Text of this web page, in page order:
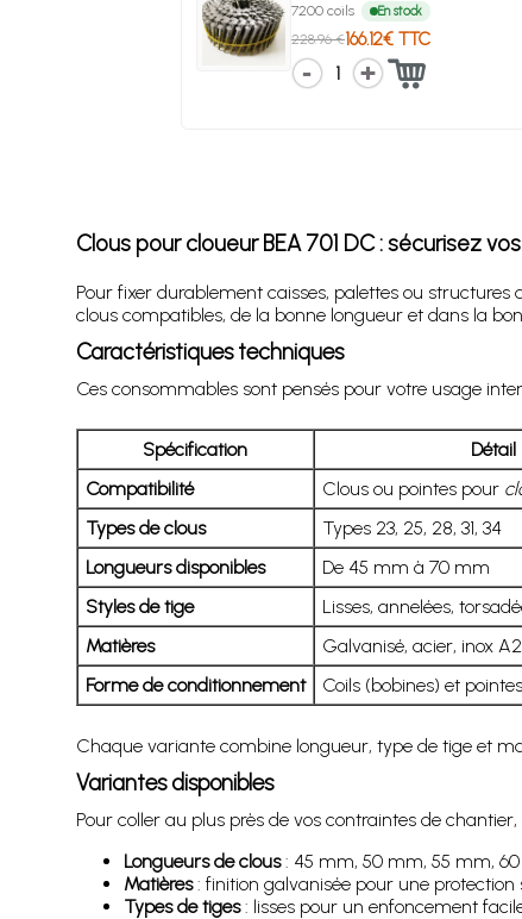
7200 coils En stock
228.96 €166.12€ TTC
1
Clous pour cloueur BEA 701 DC : sécurisez
Pour fixer durablement caisses, palettes ou
clous compatibles, de la bonne longueur et dans la
Caractéristiques techniques
Ces consommables sont pensés pour votre usage
Spécification Détail
Compatibilité
Clous ou pointes pour
Types de clous
Types 23, 25, 28, 31, 34
Longueurs disponibles
De 45 mm à 70 mm
Styles de tige
Lisses, annelées,
Matières
Galvanisé, acier, inox A2
Forme de conditionnement
Coils (bobines) et pointes
Chaque variante combine longueur, type de tige et
Variantes disponibles
Pour coller au plus près de vos contraintes de chantier,
Longueurs de clous: 45 mm, 50 mm, 55 mm,
Matières: finition galvanisée pour une
Types de tiges: lisses pour un enfoncement